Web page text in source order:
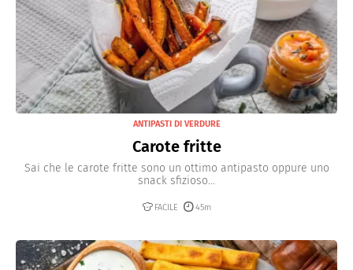
ANTIPASTI DI VERDURE
Carote fritte
Sai che le carote fritte sono un ottimo antipasto oppure uno
snack sfizioso...
FACILE 45m